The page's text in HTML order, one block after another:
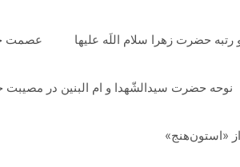
رتبه حضرت زهرا سلام اللَه علیها عصمت
نوحه حضرت سیدالشّهدا و ام البنین در
«استون‌هنج»